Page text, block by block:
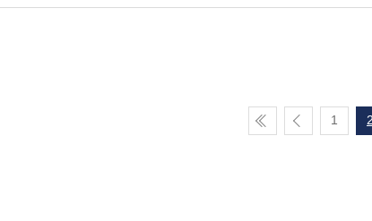
1 2